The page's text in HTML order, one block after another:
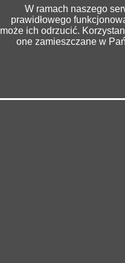
W ramach naszego
prawidłowego
może ich odrzucić.
one zamieszczane w